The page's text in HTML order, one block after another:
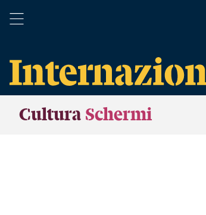
Cultura Schermi